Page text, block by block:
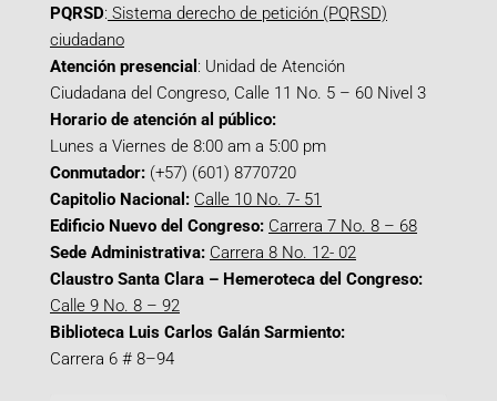
PQRSD: Sistema derecho de petición (PQRSD)
ciudadano
Atención presencial : Unidad de Atención
Ciudadana del Congreso, Calle 11 No. 5 – 60 Nivel 3
Horario de atención al público:
Lunes a Viernes de 8:00 am a 5:00 pm
Conmutador: (+57) (601) 8770720
Capitolio Nacional: Calle 10 No. 7- 51
Edificio Nuevo del Congreso: Carrera 7 No. 8 – 68
Sede Administrativa: Carrera 8 No. 12- 02
Claustro Santa Clara – Hemeroteca del Congreso:
Calle 9 No. 8 – 92
Biblioteca Luis Carlos Galán Sarmiento:
Carrera 6 # 8–94